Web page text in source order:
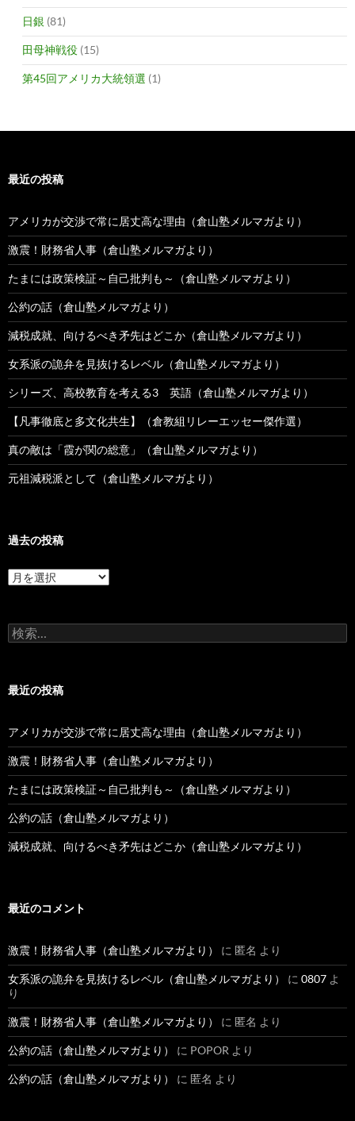
日銀 (81)
田母神戦役 (15)
第45回アメリカ大統領選 (1)
最近の投稿
アメリカが交渉で常に居丈高な理由（倉山塾メルマガより）
激震！財務省人事（倉山塾メルマガより）
たまには政策検証～自己批判も～（倉山塾メルマガより）
公約の話（倉山塾メルマガより）
減税成就、向けるべき矛先はどこか（倉山塾メルマガより）
女系派の詭弁を見抜けるレベル（倉山塾メルマガより）
シリーズ、高校教育を考える3 英語（倉山塾メルマガより）
【凡事徹底と多文化共生】（倉教組リレーエッセー傑作選）
真の敵は「霞が関の総意」（倉山塾メルマガより）
元祖減税派として（倉山塾メルマガより）
過去の投稿
過
去
稿
検
索:
最近の投稿
アメリカが交渉で常に居丈高な理由（倉山塾メルマガより）
激震！財務省人事（倉山塾メルマガより）
たまには政策検証～自己批判も～（倉山塾メルマガより）
公約の話（倉山塾メルマガより）
減税成就、向けるべき矛先はどこか（倉山塾メルマガより）
最近のコメント
激震！財務省人事（倉山塾メルマガより） に 匿名 より
女系派の詭弁を見抜けるレベル（倉山塾メルマガより） に 0807 よ
り
激震！財務省人事（倉山塾メルマガより） に 匿名 より
公約の話（倉山塾メルマガより） に POPOR より
公約の話（倉山塾メルマガより） に 匿名 より